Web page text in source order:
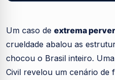
Um caso de extrema
crueldade abalou as
chocou o Brasil inteiro.
Civil revelou um cenário de